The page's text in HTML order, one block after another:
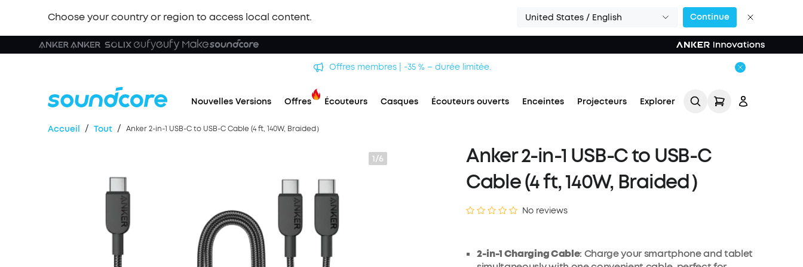
Choose your country or region to access local content. United States / English Continue
Offres membres | -35 % – durée limitée.
Nouvelles Versions Offres Écouteurs Casques Écouteurs ouverts Enceintes Projecteurs Explorer
Suivi de commande
Accueil / Tout / Anker 2-in-1 USB-C to USB-C Cable (4 ft, 140W, Braided）
1/6
Anker 2-in-1 USB-C to USB-C
Cable (4 ft, 140W, Braided）
No reviews
2-in-1 Charging Cable: Charge your smartphone and tablet